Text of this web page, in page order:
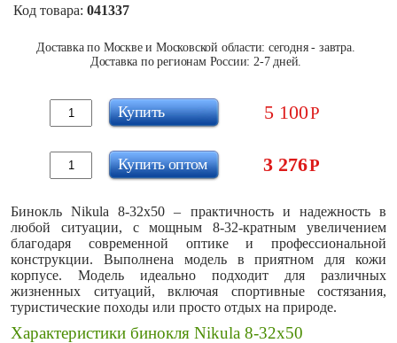
Код товара: 041337
Доставка по Москве и Московской области: сегодня - завтра.
Доставка по регионам России: 2-7 дней.
5 100Р
Купить
3 276Р
Купить оптом
Бинокль Nikula 8-32x50 – практичность и надежность в
любой ситуации, с мощным 8-32-кратным увеличением
благодаря современной оптике и профессиональной
конструкции. Выполнена модель в приятном для кожи
корпусе. Модель идеально подходит для различных
жизненных ситуаций, включая спортивные состязания,
туристические походы или просто отдых на природе.
Характеристики бинокля Nikula 8-32x50